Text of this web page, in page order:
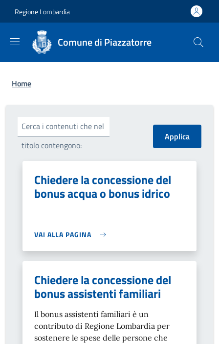
Regione Lombardia
Comune di Piazzatorre
Briciole di pane
Home
Cerca i contenuti che nel
titolo contengono:
Chiedere la concessione del
bonus acqua o bonus idrico
VAI ALLA PAGINA
Chiedere la concessione del
bonus assistenti familiari
Il bonus assistenti familiari è un
contributo di Regione Lombardia per
sostenere le spese delle persone che